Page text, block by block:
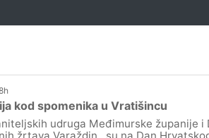
kod spomenika u Vratišincu
udruga Međimurske županije